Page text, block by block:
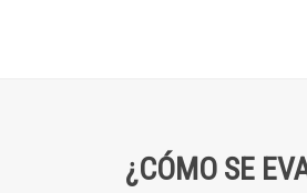
¿CÓMO SE